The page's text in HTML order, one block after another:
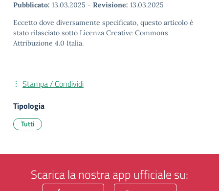
Pubblicato: 13.03.2025 - Revisione: 13.03.2025
Eccetto dove diversamente specificato, questo articolo è
stato rilasciato sotto Licenza Creative Commons
Attribuzione 4.0 Italia.
Stampa / Condividi
Tipologia
Tutti
Scarica la nostra app ufficiale su: